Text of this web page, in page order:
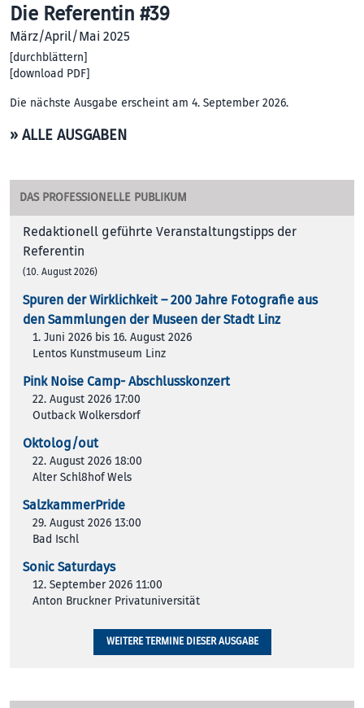
Die Referentin #39
März/April/Mai 2025
[durchblättern]
[download PDF]
Die nächste Ausgabe erscheint am 4. September 2026.
» ALLE AUSGABEN
DAS PROFESSIONELLE PUBLIKUM
Redaktionell geführte Veranstaltungstipps der
Referentin
(10. August 2026)
Spuren der Wirklichkeit – 200 Jah­re Foto­gra­fie aus
den Samm­lun­gen der Muse­en der Stadt Linz
1. Juni 2026 bis 16. August 2026
Lentos Kunstmuseum Linz
Pink Noise Camp- Abschlusskonzert
22. August 2026 17:00
Outback Wolkersdorf
Oktolog/out
22. August 2026 18:00
Alter Schl8hof Wels
SalzkammerPride
29. August 2026 13:00
Bad Ischl
Sonic Saturdays
12. September 2026 11:00
Anton Bruckner Privatuniversität
WEITERE TERMINE DIESER AUSGABE